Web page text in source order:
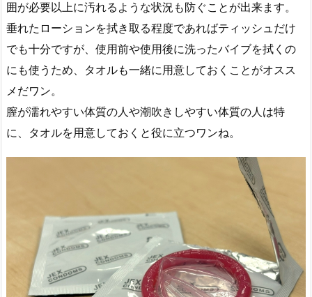
囲が必要以上に汚れるような状況も防ぐことが出来ます。
垂れたローションを拭き取る程度であればティッシュだけ
でも十分ですが、使用前や使用後に洗ったバイブを拭くの
にも使うため、タオルも一緒に用意しておくことがオスス
メだワン。
膣が濡れやすい体質の人や潮吹きしやすい体質の人は特
に、タオルを用意しておくと役に立つワンね。